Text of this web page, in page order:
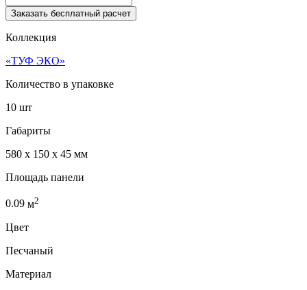
Заказать бесплатный расчет
Коллекция
«ТУФ ЭКО»
Количество в упаковке
10 шт
Габариты
580 x 150 x 45 мм
Площадь панели
0.09 м2
Цвет
Песчаный
Материал